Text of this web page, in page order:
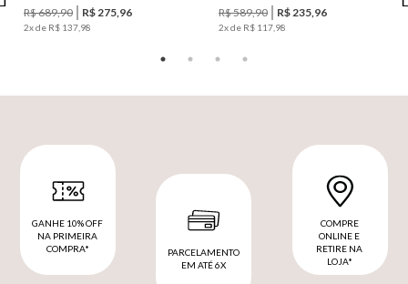
R$ 689,90
R$ 275,96
2x de R$ 137,98
R$ 589,90
R$ 235,96
2x de R$ 117,98
GANHE 10% OFF
NA PRIMEIRA
COMPRA*
PARCELAMENTO
EM ATÉ 6X
COMPRE
ONLINE E
RETIRE NA
LOJA*